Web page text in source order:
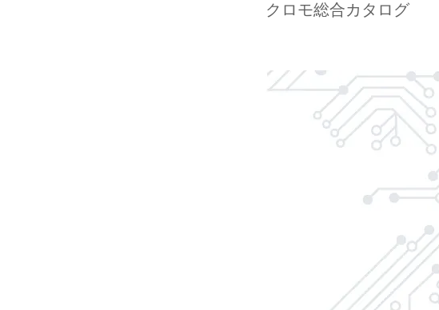
クロモ総合カタログ